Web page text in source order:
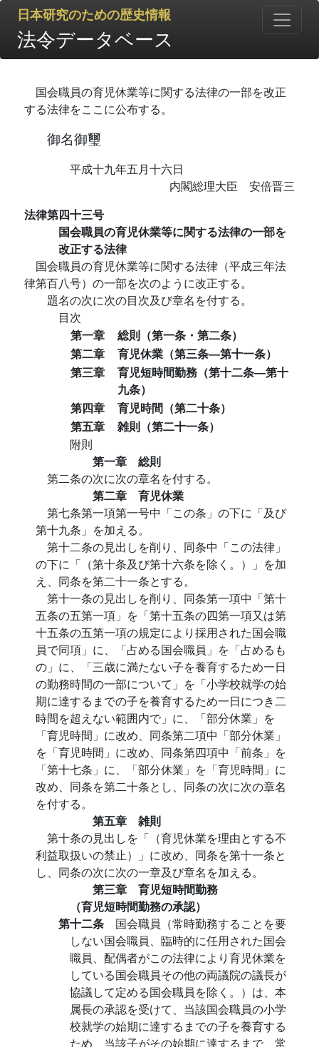
日本研究のための歴史情報
法令データベース
国会職員の育児休業等に関する法律の一部を改正
する法律をここに公布する。
御名御璽
平成十九年五月十六日
内閣総理大臣 安倍晋三
法律第四十三号
国会職員の育児休業等に関する法律の一部を
改正する法律
国会職員の育児休業等に関する法律（平成三年法
律第百八号）の一部を次のように改正する。
題名の次に次の目次及び章名を付する。
目次
第一章
総則（第一条・第二条）
第二章
育児休業（第三条―第十一条）
第三章
育児短時間勤務（第十二条―第十
九条）
第四章
育児時間（第二十条）
第五章
雑則（第二十一条）
附則
第一章 総則
第二条の次に次の章名を付する。
第二章 育児休業
第七条第一項第一号中「この条」の下に「及び
第十九条」を加える。
第十二条の見出しを削り、同条中「この法律」
の下に「（第十条及び第十六条を除く。）」を加
え、同条を第二十一条とする。
第十一条の見出しを削り、同条第一項中「第十
五条の五第一項」を「第十五条の四第一項又は第
十五条の五第一項の規定により採用された国会職
員で同項」に、「占める国会職員」を「占めるも
の」に、「三歳に満たない子を養育するため一日
の勤務時間の一部について」を「小学校就学の始
期に達するまでの子を養育するため一日につき二
時間を超えない範囲内で」に、「部分休業」を
「育児時間」に改め、同条第二項中「部分休業」
を「育児時間」に改め、同条第四項中「前条」を
「第十七条」に、「部分休業」を「育児時間」に
改め、同条を第二十条とし、同条の次に次の章名
を付する。
第五章 雑則
第十条の見出しを「（育児休業を理由とする不
利益取扱いの禁止）」に改め、同条を第十一条と
し、同条の次に次の一章及び章名を加える。
第三章 育児短時間勤務
（育児短時間勤務の承認）
第十二条 国会職員（常時勤務することを要
しない国会職員、臨時的に任用された国会
職員、配偶者がこの法律により育児休業を
している国会職員その他の両議院の議長が
協議して定める国会職員を除く。）は、本
属長の承認を受けて、当該国会職員の小学
校就学の始期に達するまでの子を養育する
ため、当該子がその始期に達するまで、常